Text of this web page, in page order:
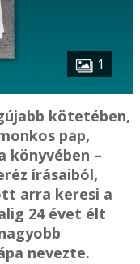
1
kötetében,
pap,
könyvében –
írásaiból,
arra keresi a
24 évet élt
nevezte.